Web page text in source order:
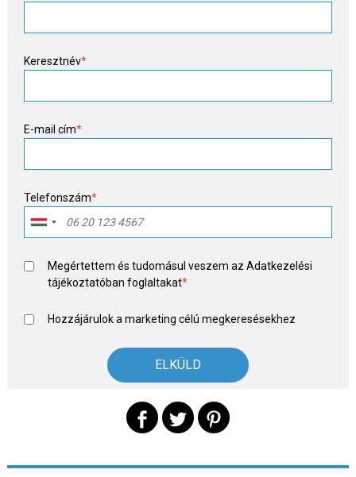
Keresztnév*
E-mail cím*
Telefonszám*
Megértettem és tudomásul veszem azAdatkezelési
tájékoztatóban foglaltakat*
Hozzájárulok a marketing célú megkeresésekhez